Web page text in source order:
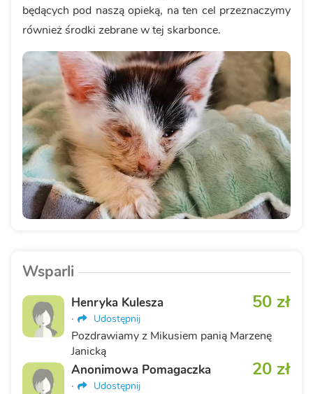
będących pod naszą opieką, na ten cel przeznaczymy
również środki zebrane w tej skarbonce.
Wsparli
50 zł
Henryka Kulesza
· Udostępnij
Pozdrawiamy z Mikusiem panią Marzenę
Janicką
20 zł
Anonimowa Pomagaczka
· Udostępnij